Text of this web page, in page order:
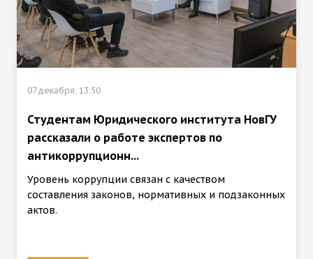
07 декабря, 13:50
Студентам Юридического института НовГУ
рассказали о работе экспертов по
антикоррупционн...
Уровень коррупции связан с качеством
составления законов, нормативных и подзаконных
актов.